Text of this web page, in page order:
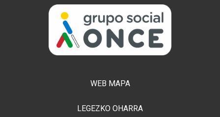
WEB MAPA
LEGEZKO OHARRA